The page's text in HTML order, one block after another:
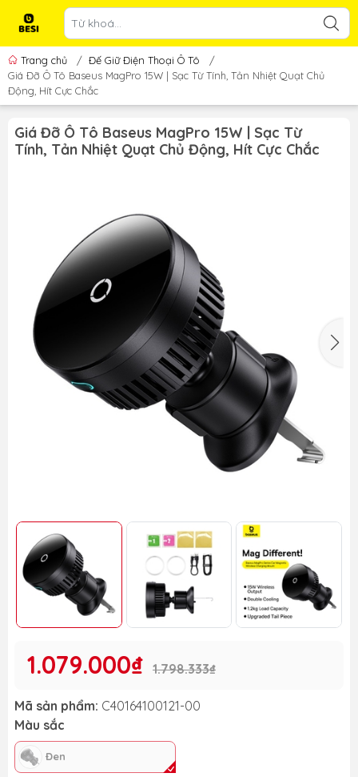
Trang chủ / Đế Giữ Điện Thoại Ô Tô
/
Giá Đỡ Ô Tô Baseus MagPro 15W | Sạc Từ Tính, Tản Nhiệt Quạt Chủ
Động, Hít Cực Chắc
Giá Đỡ Ô Tô Baseus MagPro 15W | Sạc Từ
Tính, Tản Nhiệt Quạt Chủ Động, Hít Cực Chắc
1.079.000₫ 1.798.333₫
Mã sản phẩm: C40164100121-00
Màu sắc
Đen